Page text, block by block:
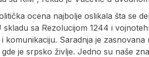
ocena najbolje oslikala šta se
skladu sa Rezolucijom 1244 i
komunikaciju. Saradnja je
je srpsko življe. Jedno su naše